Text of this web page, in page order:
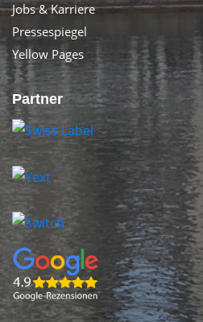
Jobs & Karriere
Pressespiegel
Yellow Pages
Partner